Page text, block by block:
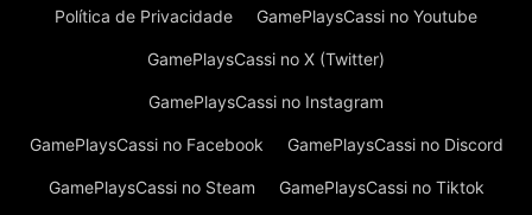
Política de Privacidade GamePlaysCassi no Youtube
GamePlaysCassi no X (Twitter)
GamePlaysCassi no Instagram
GamePlaysCassi no Facebook GamePlaysCassi no Discord
GamePlaysCassi no Steam GamePlaysCassi no Tiktok